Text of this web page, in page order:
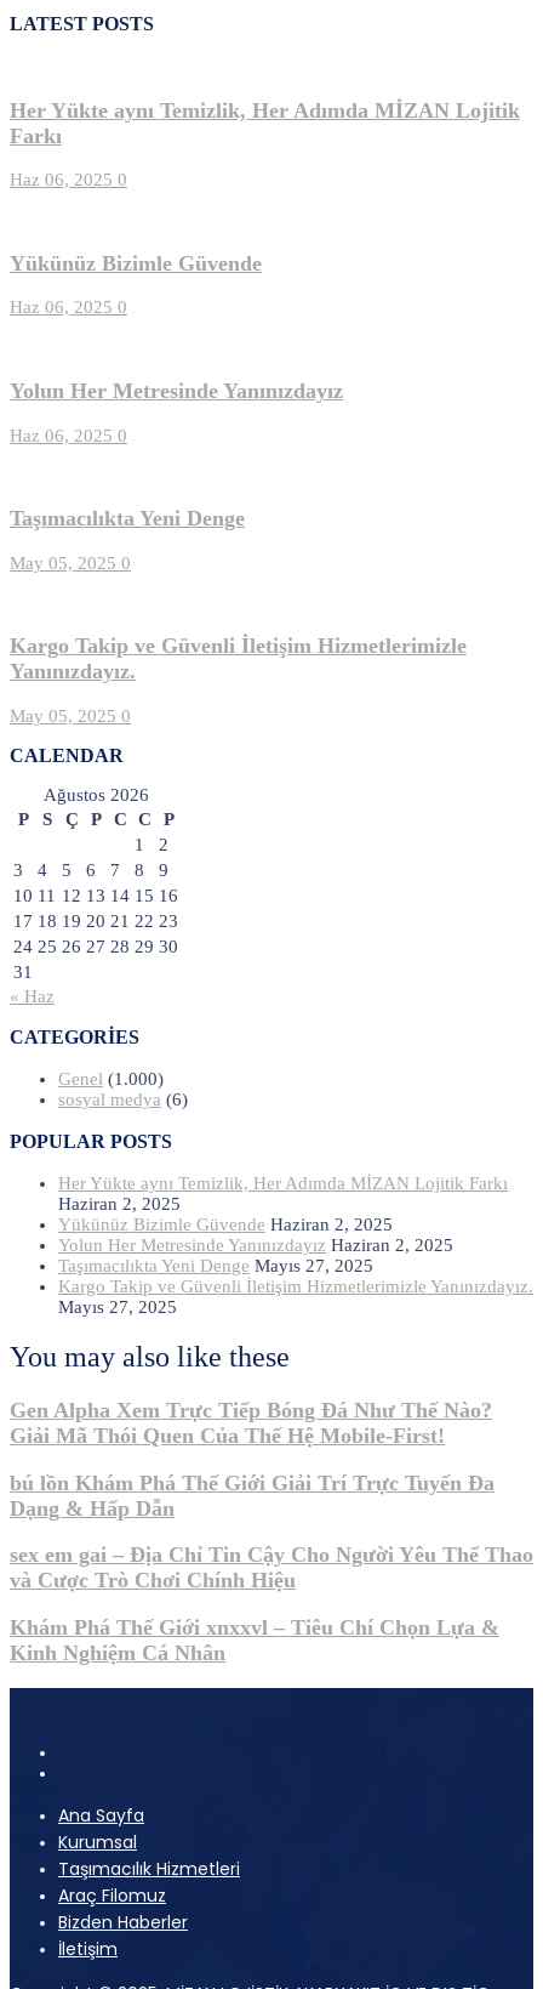
LATEST POSTS
Her Yükte aynı Temizlik, Her Adımda MİZAN Lojitik
Farkı
Haz 06, 2025 0
Yükünüz Bizimle Güvende
Haz 06, 2025 0
Yolun Her Metresinde Yanınızdayız
Haz 06, 2025 0
Taşımacılıkta Yeni Denge
May 05, 2025 0
Kargo Takip ve Güvenli İletişim Hizmetlerimizle
Yanınızdayız.
May 05, 2025 0
CALENDAR
Ağustos 2026
P
S Ç P C C
P
1
2
3
4 5 6 7 8
9
10 11 12 13 14 15 16
17 18 19 20 21 22 23
24 25 26 27 28 29 30
31
« Haz
CATEGORIES
Genel (1.000)
sosyal medya (6)
POPULAR POSTS
Her Yükte aynı Temizlik, Her Adımda MİZAN Lojitik Farkı
Haziran 2, 2025
Yükünüz Bizimle Güvende Haziran 2, 2025
Yolun Her Metresinde Yanınızdayız Haziran 2, 2025
Taşımacılıkta Yeni Denge Mayıs 27, 2025
Kargo Takip ve Güvenli İletişim Hizmetlerimizle Yanınızdayız.
Mayıs 27, 2025
You may also like these
Gen Alpha Xem Trực Tiếp Bóng Đá Như Thế Nào?
Giải Mã Thói Quen Của Thế Hệ Mobile-First!
bú lồn Khám Phá Thế Giới Giải Trí Trực Tuyến Đa
Dạng & Hấp Dẫn
sex em gai – Địa Chỉ Tin Cậy Cho Người Yêu Thể Thao
và Cược Trò Chơi Chính Hiệu
Khám Phá Thế Giới xnxxvl – Tiêu Chí Chọn Lựa &
Kinh Nghiệm Cá Nhân
Ana Sayfa
Kurumsal
Taşımacılık Hizmetleri
Araç Filomuz
Bizden Haberler
İletişim